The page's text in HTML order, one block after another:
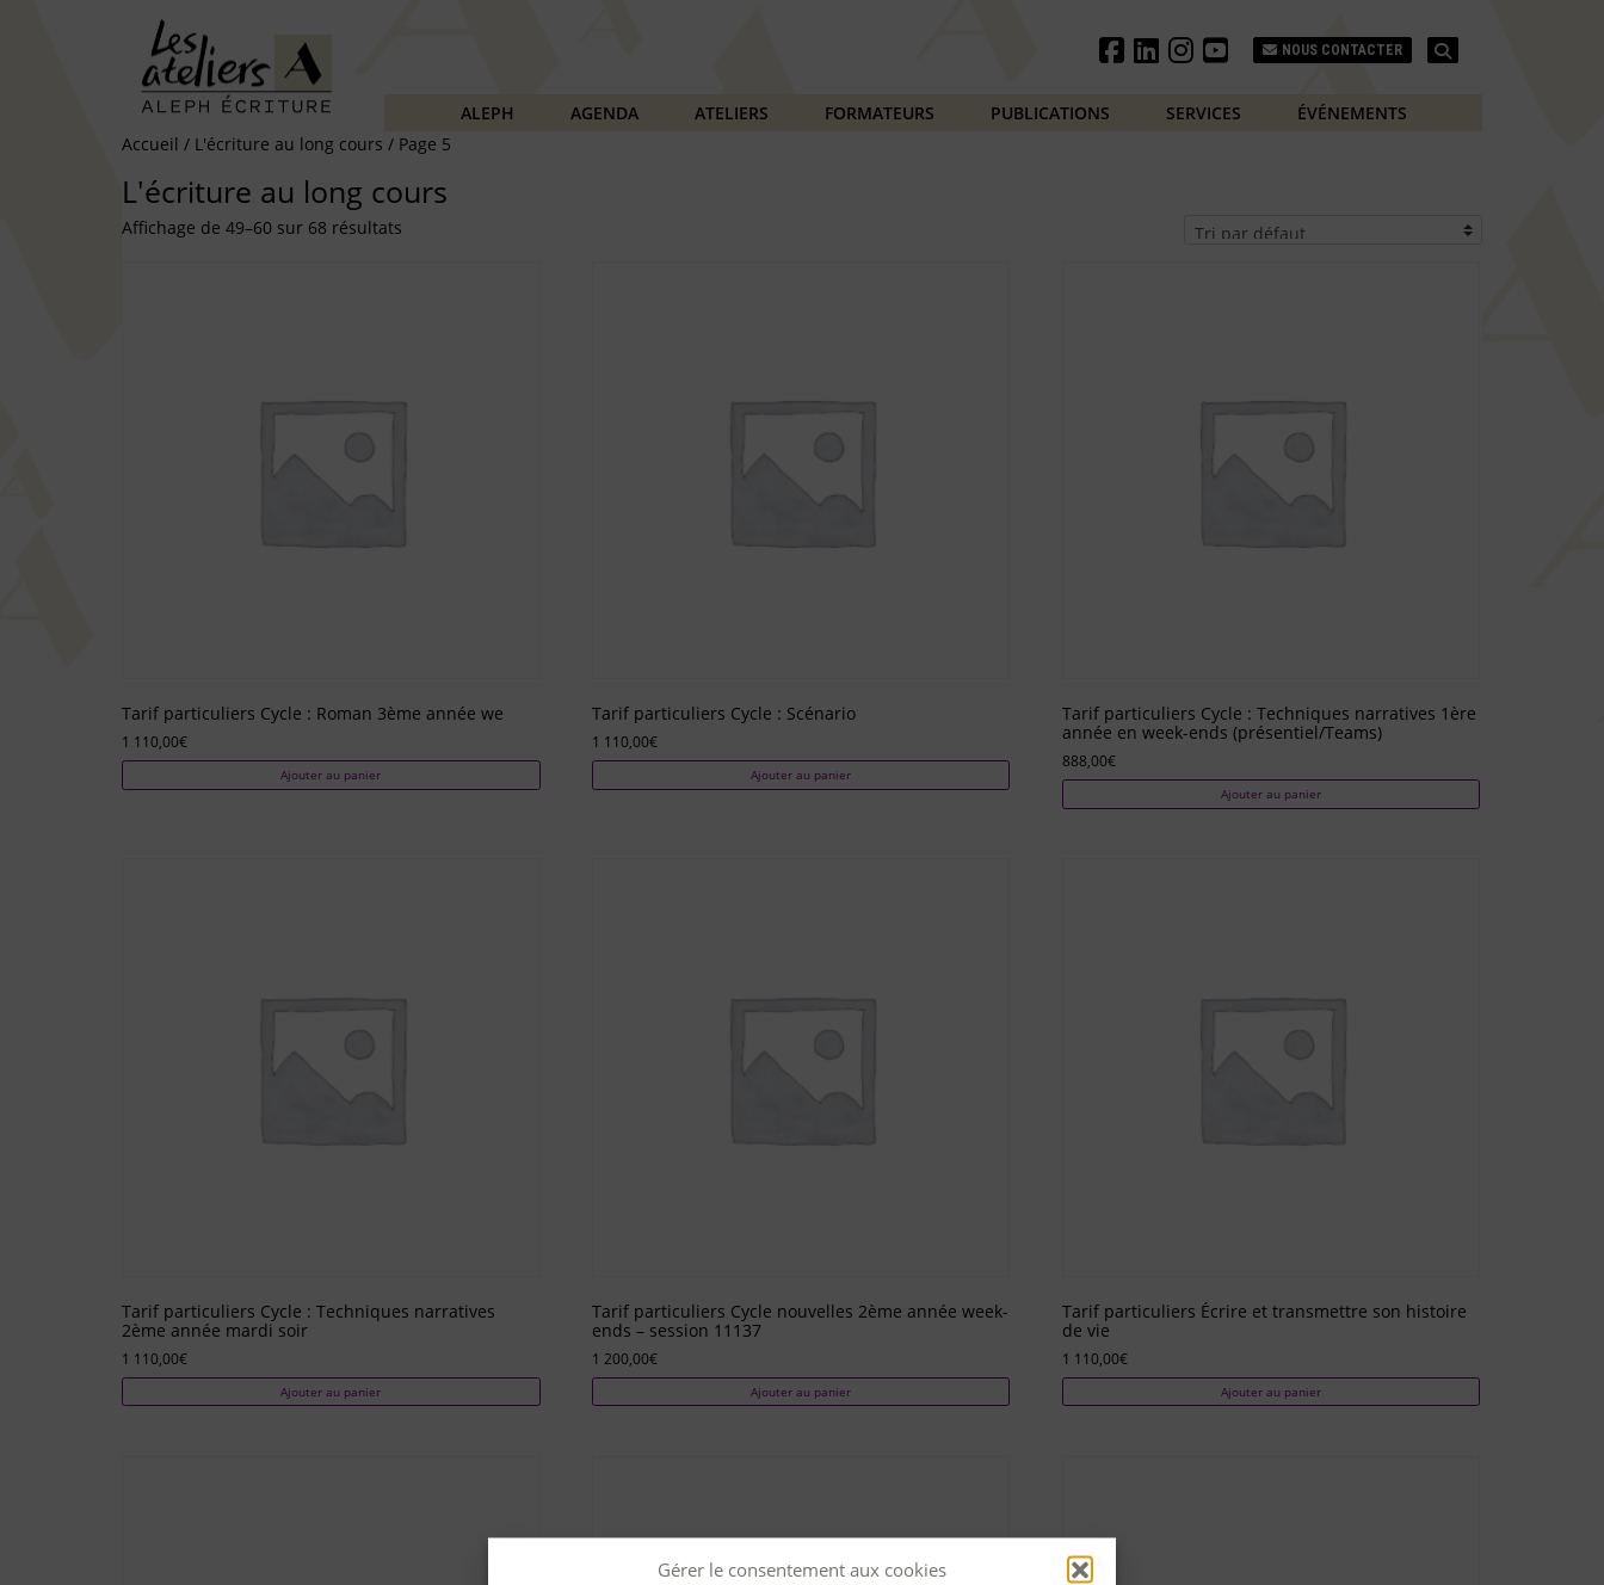
Gérer le consentement aux cookies
NOUS CONTACTER
ALEPH AGENDA ATELIERS FORMATEURS PUBLICATIONS SERVICES
ÉVÉNEMENTS
Accueil / L'écriture au long cours / Page 5
L'écriture au long cours
Affichage de 49–60 sur 68 résultats
Tarif particuliers Cycle : Roman 3ème année we
1 110,00€
Ajouter au panier
Tarif particuliers Cycle : Scénario
1 110,00€
Ajouter au panier
Tarif particuliers Cycle : Techniques narratives 1ère
année en week-ends (présentiel/Teams)
888,00€
Ajouter au panier
Tarif particuliers Cycle : Techniques narratives
2ème année mardi soir
1 110,00€
Ajouter au panier
Tarif particuliers Cycle nouvelles 2ème année week-
ends – session 11137
1 200,00€
Ajouter au panier
Tarif particuliers Écrire et transmettre son histoire
de vie
1 110,00€
Ajouter au panier